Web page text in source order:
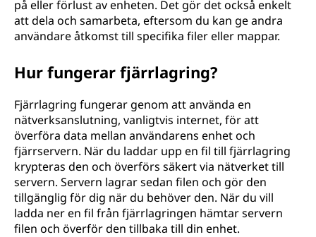
på eller förlust av enheten. Det gör det också enkelt
att dela och samarbeta, eftersom du kan ge andra
användare åtkomst till specifika filer eller mappar.
Hur fungerar fjärrlagring?
Fjärrlagring fungerar genom att använda en
nätverksanslutning, vanligtvis internet, för att
överföra data mellan användarens enhet och
fjärrservern. När du laddar upp en fil till fjärrlagring
krypteras den och överförs säkert via nätverket till
servern. Servern lagrar sedan filen och gör den
tillgänglig för dig när du behöver den. När du vill
ladda ner en fil från fjärrlagringen hämtar servern
filen och överför den tillbaka till din enhet.